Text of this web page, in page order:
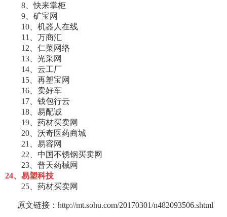
8、快来掌柜
9、矿宝网
10、机器人在线
11、万商汇
12、仁菜网络
13、光采网
14、云工厂
15、再塑宝网
16、卖好车
17、钱包行云
18、易配诚
19、药材买卖网
20、沃奇医药商城
21、易容网
22、中国不锈钢买卖网
23、普天药械网
24、易塑科技
25、药材买卖网
原文链接： http://mt.sohu.com/20170301/n482093506.shtml